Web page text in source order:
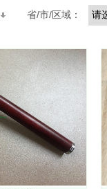
省/市/区域：